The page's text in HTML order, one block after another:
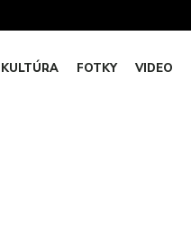
KULTÚRA FOTKY VIDEO